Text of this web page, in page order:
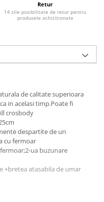
Retur
14 zile posibilitate de retur pentru
produsele achiziționate
de calitate superioara
in acelasi timp.Poate fi
crosbody
despartite de un
cu fermoar
ua buzunare
+bretea atasabila de umar